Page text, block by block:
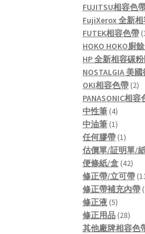
FUJITSU相容色
FujiXerox 全新
FUTEK相容色帶
HOKO HOKO廚
HP 全新相容碳
NOSTALGIA 美
OKI相容色帶 22
PANASONIC相容
中性筆 44
products
中油筆 11
product
任何膠帶 11
估價單/証明單/
便條紙/盒 4242
修正帶/立可帶
修正帶補充內帶
修正液 55
products
修正用品 2828
其他廠牌相容色